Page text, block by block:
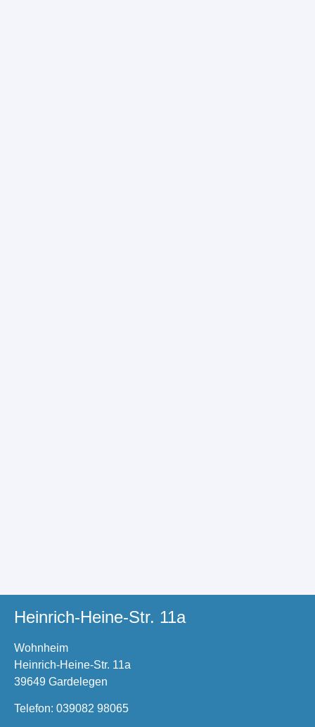
Heinrich-Heine-Str. 11a
Wohnheim
Heinrich-Heine-Str. 11a
39649 Gardelegen
Telefon: 039082 98065